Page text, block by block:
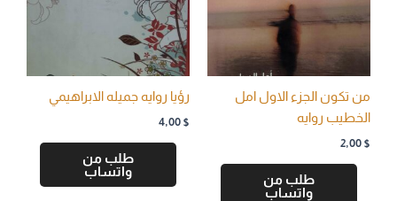
من تكون الجزء الاول امل
الخطيب روايه
2,00 $
طلب من
واتساب
رؤيا روايه جميله الابراهيمي
4,00 $
طلب من
واتساب